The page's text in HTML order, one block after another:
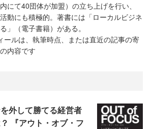
内にて40団体が加盟）の立ち上げを行い、
動にも積極的。著書には「ローカルビジネ
」（電子書籍）がある。
ールは、執筆時点、または直近の記事の寄
内容です
外して勝てる経営者
『アウト・オブ・フ